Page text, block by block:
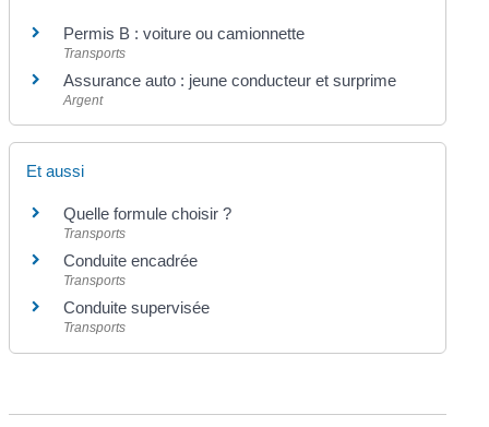
Permis B : voiture ou camionnette
Transports
Assurance auto : jeune conducteur et surprime
Argent
Et aussi
Quelle formule choisir ?
Transports
Conduite encadrée
Transports
Conduite supervisée
Transports